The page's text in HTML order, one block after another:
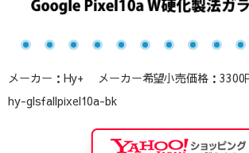
メーカー：Hy+ メーカー希望小売価格：
hy-glsfallpixel10a-bk